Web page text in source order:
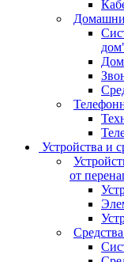
Устройства и
от